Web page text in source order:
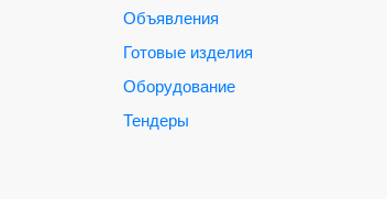
Объявления
Готовые изделия
Оборудование
Тендеры